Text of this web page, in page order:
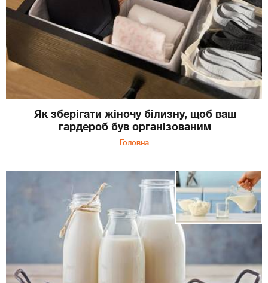
Як зберігати жіночу білизну, щоб ваш
гардероб був організованим
Головна